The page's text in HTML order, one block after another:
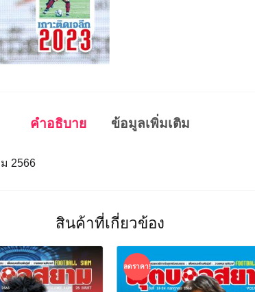
คำอธิบาย ข้อมูลเพิ่มเติม
2566
สินค้าที่เกี่ยวข้อง
ลดราคา!